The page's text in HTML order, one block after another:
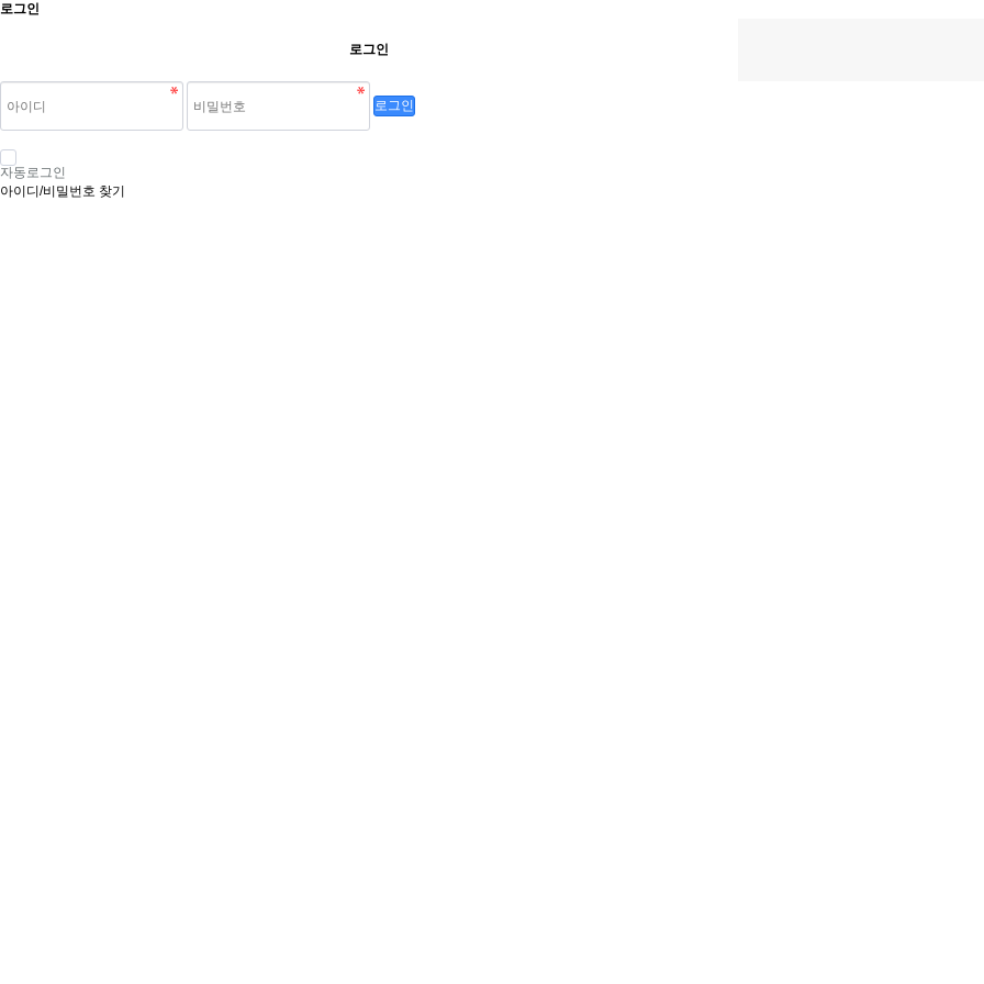
로그인
로그인
로그인
자동로그인
아이디/비밀번호 찾기